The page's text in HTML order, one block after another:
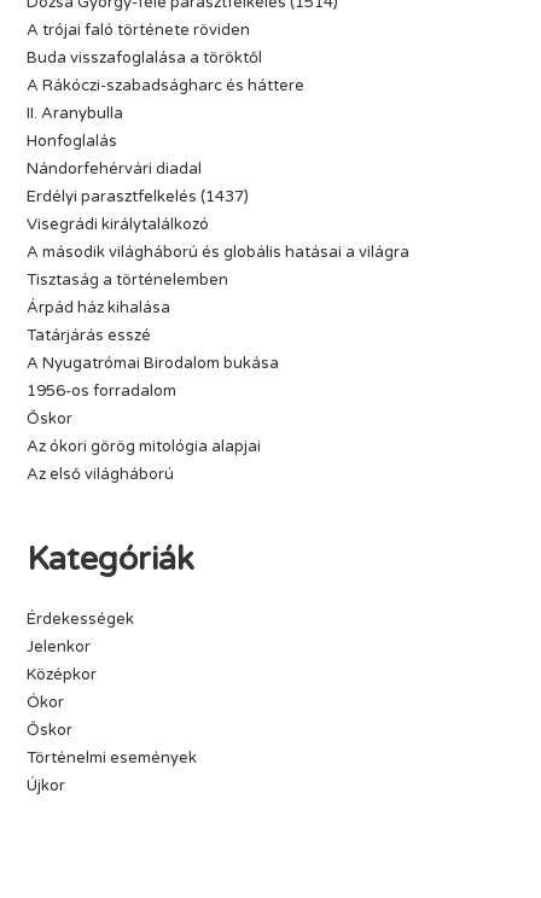
A trójai faló története röviden
Buda visszafoglalása a töröktől
A Rákóczi-szabadságharc és háttere
II. Aranybulla
Honfoglalás
Nándorfehérvári diadal
Erdélyi parasztfelkelés (1437)
Visegrádi királytalálkozó
A második világháború és globális hatásai a világra
Tisztaság a történelemben
Árpád ház kihalása
Tatárjárás esszé
A Nyugatrómai Birodalom bukása
1956-os forradalom
Őskor
Az ókori görög mitológia alapjai
Az első világháború
Kategóriák
Érdekességek
Jelenkor
Középkor
Ókor
Őskor
Történelmi események
Újkor